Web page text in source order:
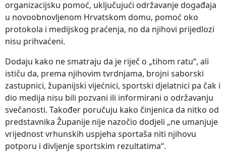
organizacijsku pomoć, uključujući održavanje događaja
u novoobnovljenom Hrvatskom domu, pomoć oko
protokola i medijskog praćenja, no da njihovi prijedlozi
nisu prihvaćeni.
Dodaju kako ne smatraju da je riječ o „tihom ratu“, ali
ističu da, prema njihovim tvrdnjama, brojni saborski
zastupnici, županijski vijećnici, sportski djelatnici pa čak i
dio medija nisu bili pozvani ili informirani o održavanju
svečanosti. Također poručuju kako činjenica da nitko od
predstavnika Županije nije nazočio dodjeli „ne umanjuje
vrijednost vrhunskih uspjeha sportaša niti njihovu
potporu i divljenje sportskim rezultatima“.